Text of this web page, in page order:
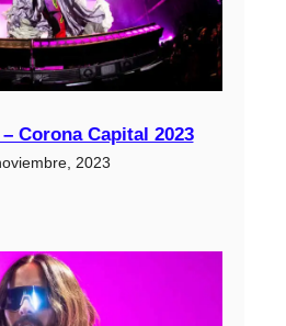
Corona Capital 2023
2023